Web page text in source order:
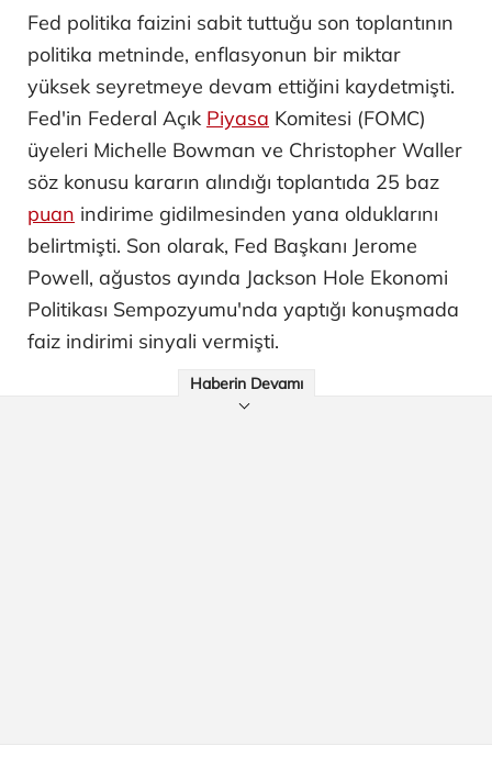
Fed politika faizini sabit tuttuğu son toplantının
politika metninde, enflasyonun bir miktar
yüksek seyretmeye devam ettiğini kaydetmişti.
Fed'in Federal Açık Piyasa Komitesi (FOMC)
üyeleri Michelle Bowman ve Christopher Waller
söz konusu kararın alındığı toplantıda 25 baz
puan indirime gidilmesinden yana olduklarını
belirtmişti. Son olarak, Fed Başkanı Jerome
Powell, ağustos ayında Jackson Hole Ekonomi
Politikası Sempozyumu'nda yaptığı konuşmada
faiz indirimi sinyali vermişti.
Haberin Devamı